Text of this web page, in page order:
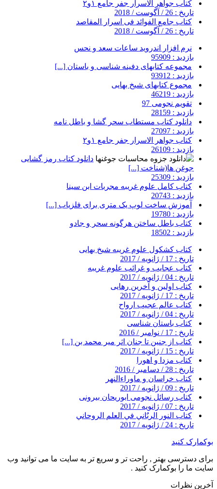
کتاب جواهر الاسرار جفر جامع ۱و۲
تاریخ : 26 / آگوست / 2018
کتاب جامع الفوائد فی اسرار المقاصد
تاریخ : 26 / آگوست / 2018
نرم افزار اندروید ساعات سعد و نحس
بازدید : 95909
مجموعه کتابهای دفینه شناسی و باستان [...]
بازدید : 93912
مجموع کتابهای شیخ بهایی
بازدید : 46219
تقویم نجومی 97
بازدید : 28159
دانلود کتاب مستطاب سحر گشا و باطل نامه
بازدید : 27097
کتاب جواهر الاسرار جفر جامع ۱و۲
بازدید : 26109
دانلود کتاب رمز گشایی
جوغن ها(شناخت [...]
بازدید : 25309
کتاب کامل علوم غریبه مجربات ابن سینا
بازدید : 20743
آموزش ساخت لوپ یک متری برای فلزیاب [...]
بازدید : 19780
کتاب باطل ساختن هرگونه سحر و جادو
بازدید : 18502
کتاب کشکول علوم غریبه شیخ بهایی
تاریخ : 17 / ژانویه / 2017
کتاب عجایب و غرائب علوم غریبه
تاریخ : 04 / ژانویه / 2017
کتاب اولین و آخرین رهایی
تاریخ : 17 / ژانویه / 2017
کتاب عالم عجیب ارواح
تاریخ : 04 / ژانویه / 2017
کتاب باستان شناسی
تاریخ : 17 / نوامبر / 2016
کتاب از جنین تا جنان اثر میر محمد بن [...]
تاریخ : 15 / ژانویه / 2017
کتاب مزدا و اهورا
تاریخ : 28 / دسامبر / 2016
کتاب خراسان و ماوراءالنهر
تاریخ : 09 / ژانویه / 2017
کتاب رسائل نجومی ابوریحان بیرونی
تاریخ : 07 / ژانویه / 2017
کتاب النور الربٌاني في العلم الروحاني
تاریخ : 24 / ژانویه / 2017
بوکمارک کنید
برای دسترسی بهتر , راحت تر و سریع تر به سایت ما می توانید وب
سایت ما را بوکمارک کنید .
آخرین نظرات